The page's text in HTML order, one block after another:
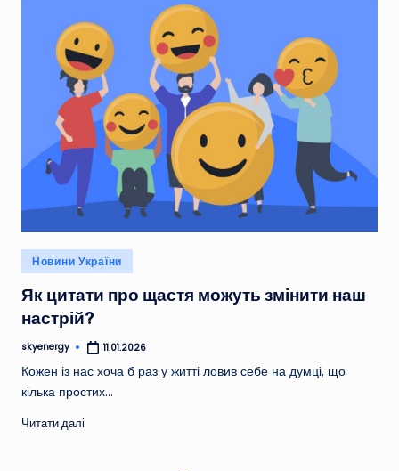
Опубліковано
у
Новини України
Як цитати про щастя можуть змінити наш
настрій?
Опубліковано
skyenergy 11.01.2026
Кожен із нас хоча б раз у житті ловив себе на думці, що
кілька простих…
Читати далі